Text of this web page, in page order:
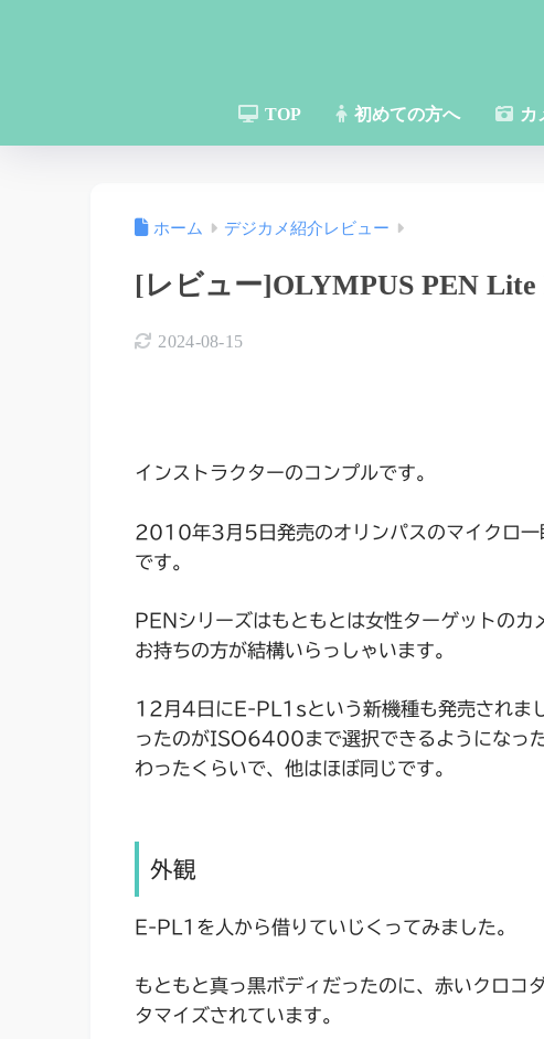
TOP 初めての方へ カ
ホーム デジカメ紹介レビュー
[レビュー]OLYMPUS PEN
2024-08-15
インストラクターのコンプルです。
2010年3月5日発売のオリンパスのマイクロ
です。
PENシリーズはもともとは女性ターゲットの
お持ちの方が結構いらっしゃいます。
12月4日にE-PL1sという新機種も発売され
ったのがISO6400まで選択できるようになっ
わったくらいで、他はほぼ同じです。
外観
E-PL1を人から借りていじくってみました。
もともと真っ黒ボディだったのに、赤いクロコ
タマイズされています。